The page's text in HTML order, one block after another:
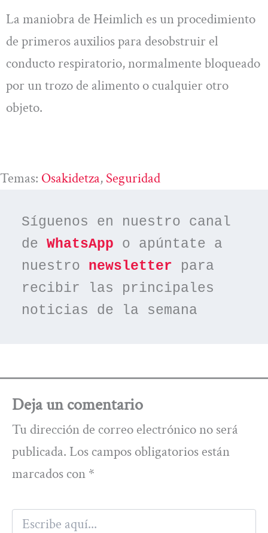
La maniobra de Heimlich es un procedimiento
de primeros auxilios para desobstruir el
conducto respiratorio, normalmente bloqueado
por un trozo de alimento o cualquier otro
objeto.
Temas: Osakidetza, Seguridad
Síguenos en nuestro canal
de WhatsApp o apúntate a
nuestro newsletter para
recibir las principales
noticias de la semana
Deja un comentario
Tu dirección de correo electrónico no será
publicada. Los campos obligatorios están
marcados con *
Escribe
aquí...